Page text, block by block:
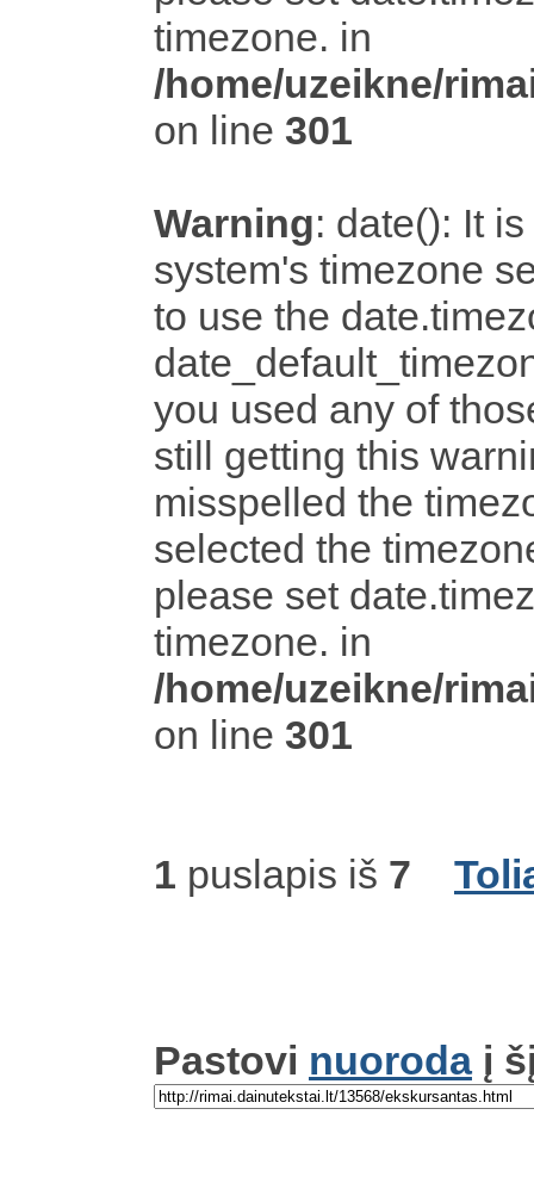
timezone. in
/home/uzeikne/
on line 301
Warning: date(): It
system's timezone
to use the
you used any of
still getting this
misspelled the
selected the
please set
timezone. in
/home/uzeikne/
on line 301
1 puslapis iš 7
Pastovi nuorodaį